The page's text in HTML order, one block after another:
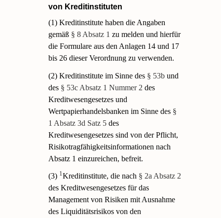
von Kreditinstituten
(1) Kreditinstitute haben die Angaben
gemäß § 8 Absatz 1 zu melden und hierfür
die Formulare aus den Anlagen 14 und 17
bis 26 dieser Verordnung zu verwenden.
(2) Kreditinstitute im Sinne des § 53b und
des § 53c Absatz 1 Nummer 2 des
Kreditwesengesetzes und
Wertpapierhandelsbanken im Sinne des §
1 Absatz 3d Satz 5 des
Kreditwesengesetzes sind von der Pflicht,
Risikotragfähigkeitsinformationen nach
Absatz 1 einzureichen, befreit.
(3) 1Kreditinstitute, die nach § 2a Absatz 2
des Kreditwesengesetzes für das
Management von Risiken mit Ausnahme
des Liquiditätsrisikos von den